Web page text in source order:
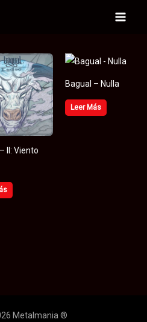
Main
II: Viento
Bagual – Nulla
Leer Más
Metalmania ®